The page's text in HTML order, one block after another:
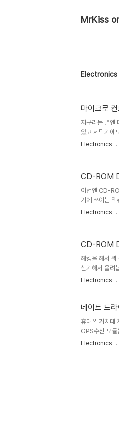
MrKiss
Electronics
지구라는 별엔
있고 세탁기에
니다. 마이크로
내가 쓰는 아
이라는 칩이
싸다. ..
Electronics
CD-ROM
이번엔 CD-
기에 쓰이는
drive의 렌즈도
다른 부품이 하
카니즘을 잘 보
Electronics
CD-ROM
해킹을 해서 뭐
신기해서 올려
L293b모터 드
포함되어 있는
Electronics
네이트 드
휴대폰 거치대
GPS수신 모
터넷을 뒤져보
스럽다. 다만
Electronics